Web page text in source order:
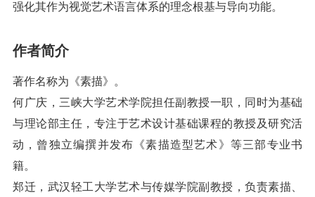
强化其作为视觉艺术语言体系的理念根基与导向功能。
作者简介
著作名称为《素描》。
何广庆，三峡大学艺术学院担任副教授一职，同时为基础
与理论部主任，专注于艺术设计基础课程的教授及研究活
动，曾独立编撰并发布《素描造型艺术》等三部专业书
籍。
郑迁，武汉轻工大学艺术与传媒学院副教授，负责素描、